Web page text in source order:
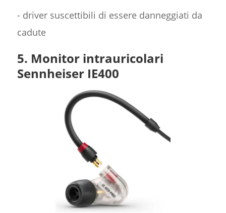
- driver suscettibili di essere danneggiati da
cadute
5. Monitor intrauricolari
Sennheiser IE400